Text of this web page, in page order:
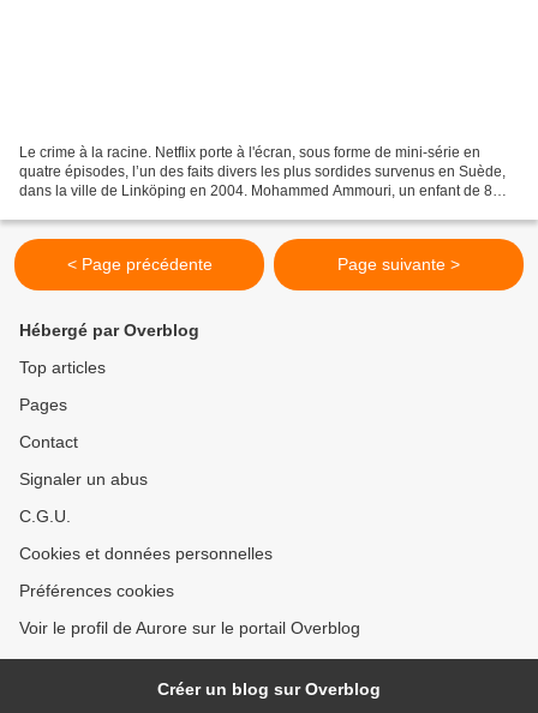
Le crime à la racine. Netflix porte à l'écran, sous forme de mini-série en
quatre épisodes, l’un des faits divers les plus sordides survenus en Suède,
dans la ville de Linköping en 2004. Mohammed Ammouri, un enfant de 8
< Page précédente Page suivante >
Hébergé par Overblog
Top articles
Pages
Contact
Signaler un abus
C.G.U.
Cookies et données personnelles
Préférences cookies
Voir le profil de Aurore sur le portail Overblog
Créer un blog sur Overblog